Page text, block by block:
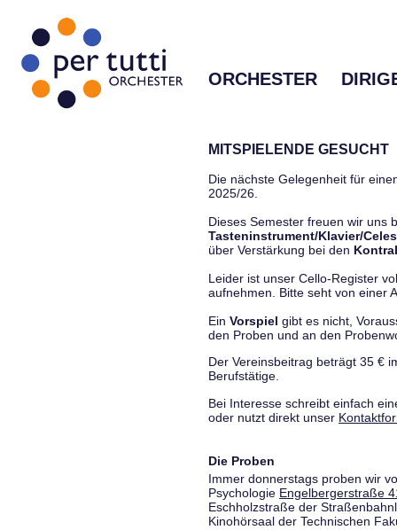
ORCHESTER
MITSPIELENDE GESUCHT
Die nächste Gelegenheit für
2025/26.
Dieses Semester freuen wir uns
Tasteninstrument/Klavier/
über Verstärkung bei den
Leider ist unser Cello-Register
aufnehmen. Bitte seht von einer
Ein Vorspiel gibt es nicht,
den Proben und an den
Der Vereinsbeitrag beträgt 35 €
Berufstätige.
Bei Interesse schreibt einfach
oder nutzt direkt unser
Die Proben
Immer donnerstags proben wir
Psychologie Engelbergerstraße
Eschholzstraße der
Kinohörsaal der Technischen